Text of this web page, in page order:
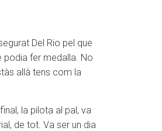
Del Rio pel que
podia fer medalla. No
allà tens com la
la pilota al pal, va
de tot. Va ser un dia